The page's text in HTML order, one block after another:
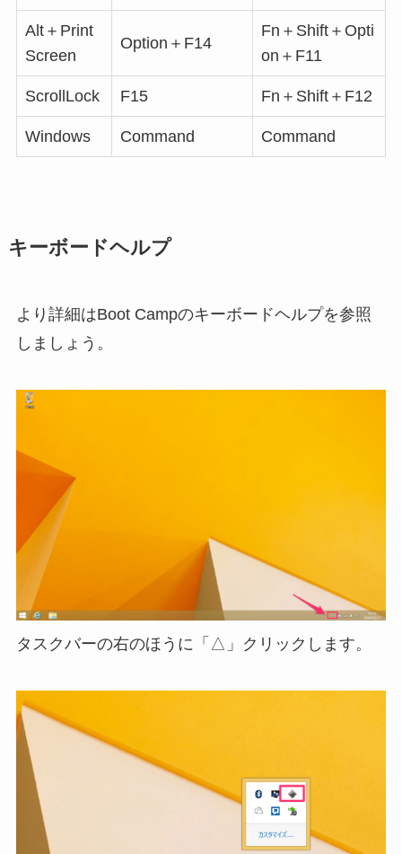
Alt＋Print
Screen
Option＋F14
Fn＋Shift＋Opti
on＋F11
ScrollLock F15 Fn＋Shift＋F12
Windows Command Command
キーボードヘルプ
より詳細はBoot Campのキーボードヘルプを参照
しましょう。
タスクバーの右のほうに「△」クリックします。